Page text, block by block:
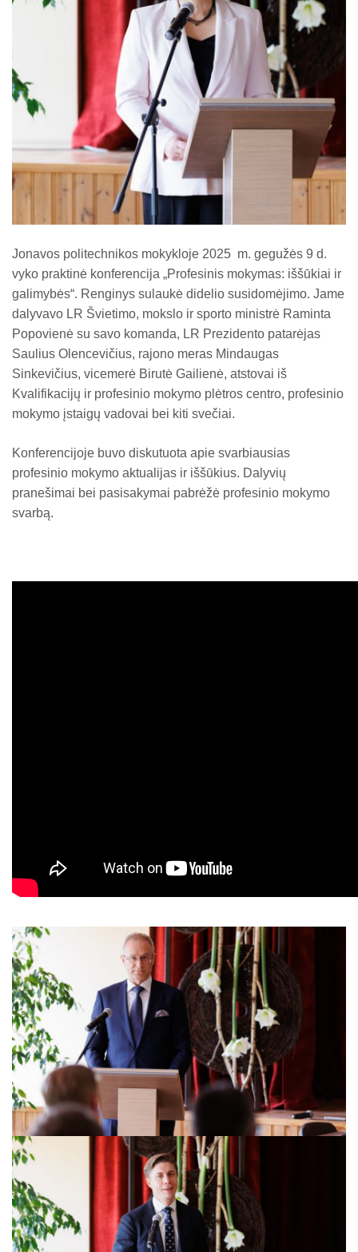
PUPP ir VBE grafikas
Jonavos politechnikos mokykloje 2025 m. gegužės 9 d.
vyko praktinė konferencija „Profesinis mokymas: iššūkiai ir
galimybės“. Renginys sulaukė didelio susidomėjimo. Jame
dalyvavo LR Švietimo, mokslo ir sporto ministrė Raminta
Popovienė su savo komanda, LR Prezidento patarėjas
Saulius Olencevičius, rajono meras Mindaugas
Sinkevičius, vicemerė Birutė Gailienė, atstovai iš
Kvalifikacijų ir profesinio mokymo plėtros centro, profesinio
mokymo įstaigų vadovai bei kiti svečiai.
Konferencijoje buvo diskutuota apie svarbiausias
profesinio mokymo aktualijas ir iššūkius. Dalyvių
pranešimai bei pasisakymai pabrėžė profesinio mokymo
svarbą.